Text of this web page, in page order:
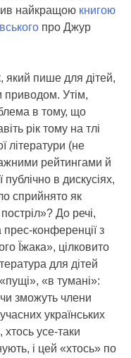
найкращою книгою
про Джур
який пише для дітей,
приводом. Утім,
в тому, що
рік тому на тлі
літератури (не
рейтингами й
в дискусіях,
сприйнято як
До речі,
конференції з
Їжака», цілковито
для дітей
«в тумані»:
зможуть члени
українських
усе-таки
і цей «хтось» по